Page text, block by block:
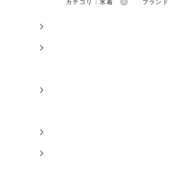
カテゴリ：水着 ブラン